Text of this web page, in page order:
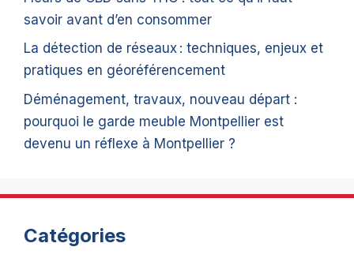
savoir avant d’en consommer
La détection de réseaux : techniques, enjeux et
pratiques en géoréférencement
Déménagement, travaux, nouveau départ :
pourquoi le garde meuble Montpellier est
devenu un réflexe à Montpellier ?
Catégories